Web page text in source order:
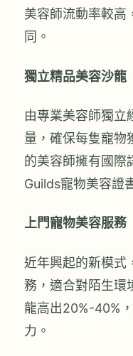
美容師流動率較高
同。
獨立精品美容沙龍
由專業美容師獨立
量，確保每隻寵物
的美容師擁有國際
Guilds寵物美容證
上門寵物美容服務
近年興起的新模式
務，適合對陌生環
龍高出20%-40%
力。